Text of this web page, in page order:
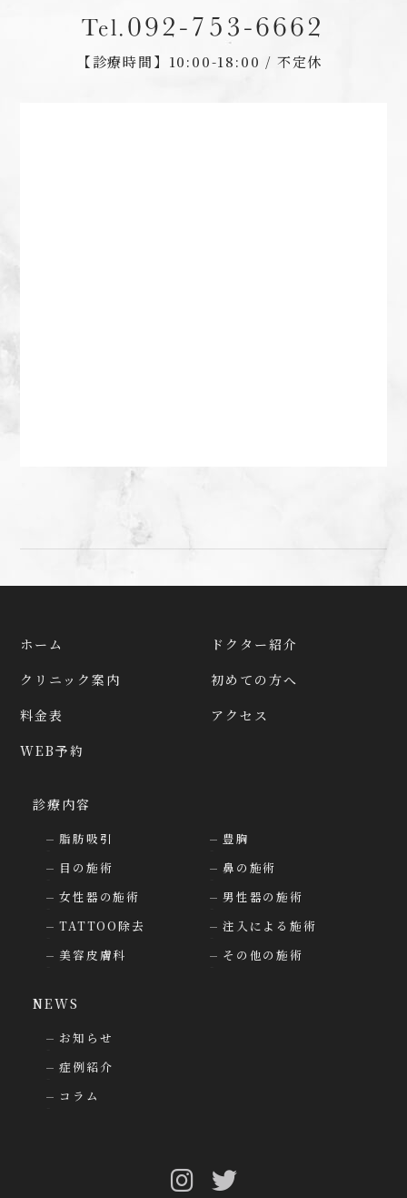
Tel.092-753-6662
【診療時間】 10:00-18:00 / 不定休
ホーム
ドクター紹介
クリニック案内
初めての方へ
料金表
アクセス
WEB予約
診療内容
脂肪吸引
豊胸
目の施術
鼻の施術
女性器の施術
男性器の施術
TATTOO除去
注入による施術
美容皮膚科
その他の施術
NEWS
お知らせ
症例紹介
コラム